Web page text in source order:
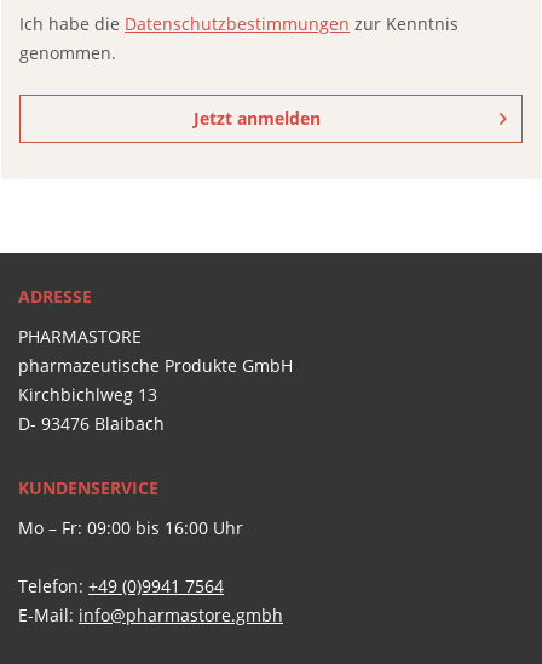
Ich habe die Datenschutzbestimmungen zur Kenntnis
genommen.
Jetzt anmelden
ADRESSE
PHARMASTORE
pharmazeutische Produkte GmbH
Kirchbichlweg 13
D- 93476 Blaibach
KUNDENSERVICE
Mo – Fr: 09:00 bis 16:00 Uhr
Telefon: +49 (0)9941 7564
E-Mail: info@pharmastore.gmbh